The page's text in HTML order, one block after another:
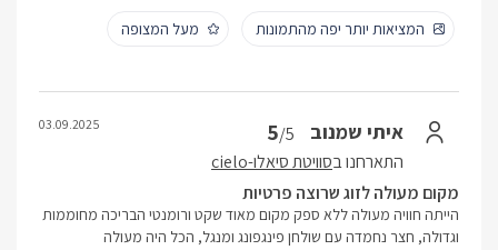
המציאות יותר יפה מהתמונות
מעל המצופה
איתי שמנוב 5/5
התארחנו בסוויטת סיאלו-cielo
03.09.2025
מקום מעולה לזוג שרוצה פרטיות
הייתה חוויה מעולה ללא ספק מקום מאוד שקט ורומנטי הבריכה מחוממות
וגדולה, חצר נחמדה עם שולחן פינגפונג ומנגל, הכל היה מעולה